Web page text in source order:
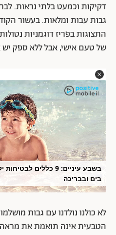
גבות עבות ומלאות. בעשור
התצוגות בפריז דוגמניות
של טעם אישי, אבל ללא ספק יש
בשבע עיניים: 9 כללים
בים ובבריכה
לא כולנו נולדנו עם גבות
הטבעית אינה תואמת את מראה